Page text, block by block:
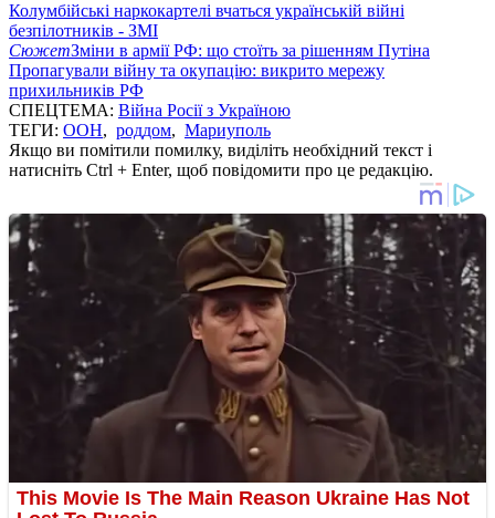
Колумбійські наркокартелі вчаться українській війні
безпілотників - ЗМІ
СюжетЗміни в армії РФ: що стоїть за рішенням Путіна
Пропагували війну та окупацію: викрито мережу
прихильників РФ
СПЕЦТЕМА: Війна Росії з Україною
ТЕГИ: ООН, роддом, Мариуполь
Якщо ви помітили помилку, виділіть необхідний текст і
натисніть Ctrl + Enter, щоб повідомити про це редакцію.